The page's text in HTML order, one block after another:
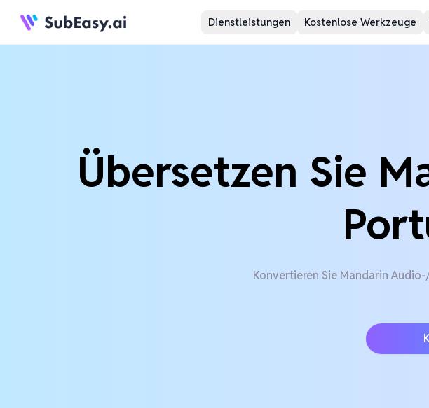
Dienstleistungen Kostenlose Werkzeuge
Übersetzen Sie
Konvertieren Sie Mandarin